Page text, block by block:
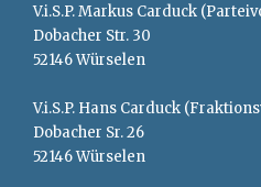
V.i.S.P. Markus Carduck
Dobacher Str. 30
52146 Würselen
V.i.S.P. Hans Carduck
Dobacher Sr. 26
52146 Würselen